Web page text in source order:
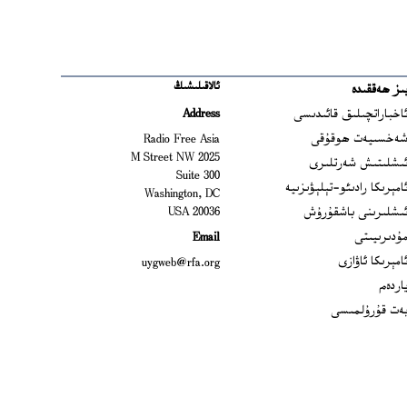
ھەققىدە
ئاخباراتچىلىق قائىدىسى
شەخسىيەت ھوقۇقى
ئىشلىتىش شەرتلىرى
ئامېرىكا رادىئو-تېلېۋىزىيە
ئىشلىرىنى باشقۇرۇش
مۇدىرىيىتى
ئامېرىكا ئاۋازى
ياردەم
بەت قۇرۇلمىسى
ئالاقىلىشىڭ
Address
Radio Free Asia
2025 M Street NW
Suite 300
Washington, DC
20036 USA
Email
uygweb@rfa.org